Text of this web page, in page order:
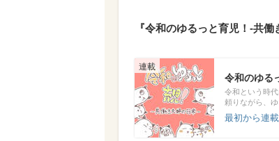
『令和のゆるっと育児！-共
令和のゆる
令和という時
頼りながら、
最初から連